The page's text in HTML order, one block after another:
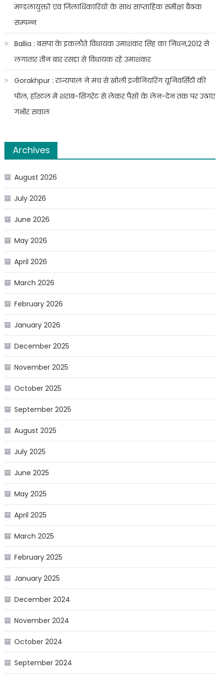
मण्डलायुक्तों एवं जिलाधिकारियों के साथ साप्ताहिक समीक्षा बैठक
सम्पन्न
Ballia : बसपा के इकलौते विधायक उमाशंकर सिंह का निधन,2012 से
लगातार तीन बार रसड़ा से विधायक रहे उमाशंकर
Gorakhpur : राज्यपाल ने मंच से खोली इंजीनियरिंग यूनिवर्सिटी की
पोल, हॉस्टल में शराब-सिगरेट से लेकर पैसों के लेन-देन तक पर उठाए
गंभीर सवाल
Archives
August 2026
July 2026
June 2026
May 2026
April 2026
March 2026
February 2026
January 2026
December 2025
November 2025
October 2025
September 2025
August 2025
July 2025
June 2025
May 2025
April 2025
March 2025
February 2025
January 2025
December 2024
November 2024
October 2024
September 2024